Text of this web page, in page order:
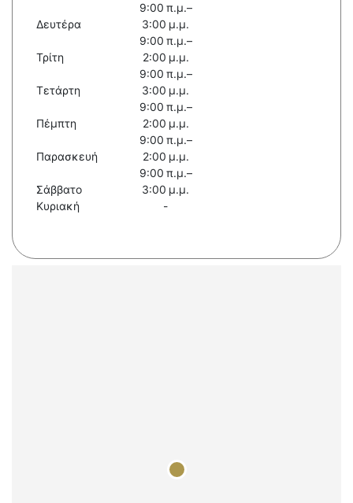
Δευτέρα
9:00 π.μ.–
3:00 μ.μ.
Τρίτη
9:00 π.μ.–
2:00 μ.μ.
Τετάρτη
9:00 π.μ.–
3:00 μ.μ.
Πέμπτη
9:00 π.μ.–
2:00 μ.μ.
Παρασκευή
9:00 π.μ.–
2:00 μ.μ.
Σάββατο
9:00 π.μ.–
3:00 μ.μ.
Κυριακή
-